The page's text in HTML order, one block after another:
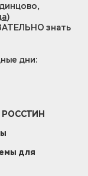
)
знать
дни:
РОССТИН
для